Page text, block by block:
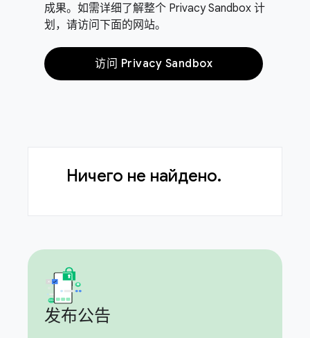
成果。如需详细了解整个 Privacy Sandbox 计
划，请访问下面的网站。
访问 Privacy Sandbox
Ничего не найдено.
发布公告